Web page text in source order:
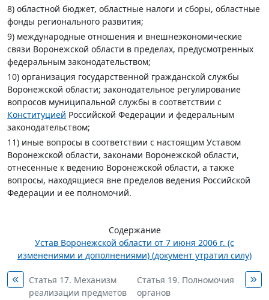
8) областной бюджет, областные налоги и сборы, областные
фонды регионального развития;
9) международные отношения и внешнеэкономические
связи Воронежской области в пределах, предусмотренных
федеральным законодательством;
10) организация государственной гражданской службы
Воронежской области; законодательное регулирование
вопросов муниципальной службы в соответствии с
Конституцией Российской Федерации и федеральным
законодательством;
11) иные вопросы в соответствии с настоящим Уставом
Воронежской области, законами Воронежской области,
отнесенные к ведению Воронежской области, а также
вопросы, находящиеся вне пределов ведения Российской
Федерации и ее полномочий.
Содержание
Устав Воронежской области от 7 июня 2006 г. (с
изменениями и дополнениями) (документ утратил силу)
Статья 17. Механизм
реализации предметов
Статья 19. Полномочия
органов